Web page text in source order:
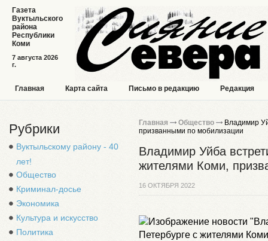
7 августа 2026
г.
Газета
Вуктыльского
района
Республики
Коми
Главная Карта сайта Письмо в редакцию Редакция
Рубрики
Вуктыльскому району - 40
лет!
Общество
Криминал-досье
Экономика
Культура и искусство
Политика
Главная Общество
Владимир
призванными по мобилизации
Владимир Уйба
жителями Коми,
16 ОКТЯБРЯ 2022